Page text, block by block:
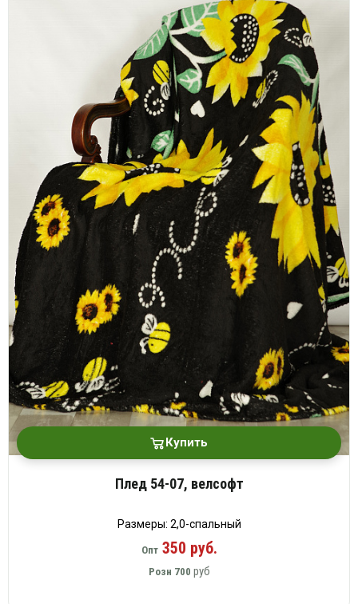
Купить
Плед 54-07, велсофт
Размеры: 2,0-спальный
Опт350 руб.
Розн 700 руб